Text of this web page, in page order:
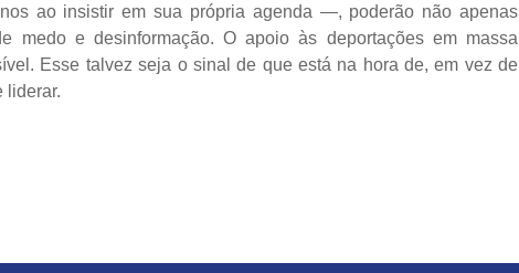
ao insistir em sua própria agenda —, poderão não apenas
medo e desinformação. O apoio às deportações em massa
Esse talvez seja o sinal de que está na hora de, em vez de
liderar.